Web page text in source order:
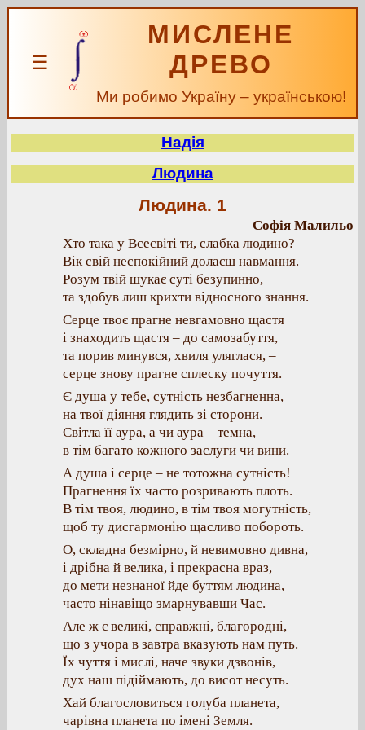
☰
МИСЛЕНЕ
ДРЕВО
Ми робимо Україну – українською!
Надія
Людина
Людина. 1
Софія Малильо
Хто така у Всесвіті ти, слабка людино?
Вік свій неспокійний долаєш навмання.
Розум твій шукає суті безупинно,
та здобув лиш крихти відносного знання.
Серце твоє прагне невгамовно щастя
і знаходить щастя – до самозабуття,
та порив минувся, хвиля уляглася, –
серце знову прагне сплеску почуття.
Є душа у тебе, сутність незбагненна,
на твої діяння глядить зі сторони.
Світла її аура, а чи аура – темна,
в тім багато кожного заслуги чи вини.
А душа і серце – не тотожна сутність!
Прагнення їх часто розривають плоть.
В тім твоя, людино, в тім твоя могутність,
щоб ту дисгармонію щасливо побороть.
О, складна безмірно, й невимовно дивна,
і дрібна й велика, і прекрасна враз,
до мети незнаної йде буттям людина,
часто нінавіщо змарнувавши Час.
Але ж є великі, справжні, благородні,
що з учора в завтра вказують нам путь.
Їх чуття і мислі, наче звуки дзвонів,
дух наш підіймають, до висот несуть.
Хай благословиться голуба планета,
чарівна планета по імені Земля.